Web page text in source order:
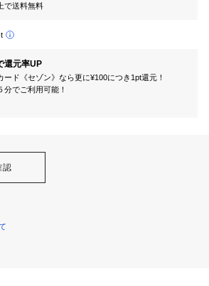
で送料無料
還元率UP
ド《セゾン》なら更に¥100につき1pt還元！
でご利用可能！
認